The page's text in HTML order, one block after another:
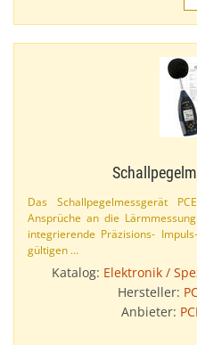
Das Schallpegelmessgerät
Ansprüche an die
integrierende Präzisions-
gültigen …
Katalog: Elektronik /
Hersteller:
Anbieter: